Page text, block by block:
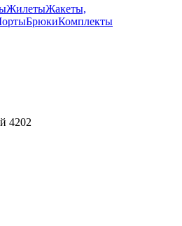
ЖилетыЖакеты,
БрюкиКомплекты
4202